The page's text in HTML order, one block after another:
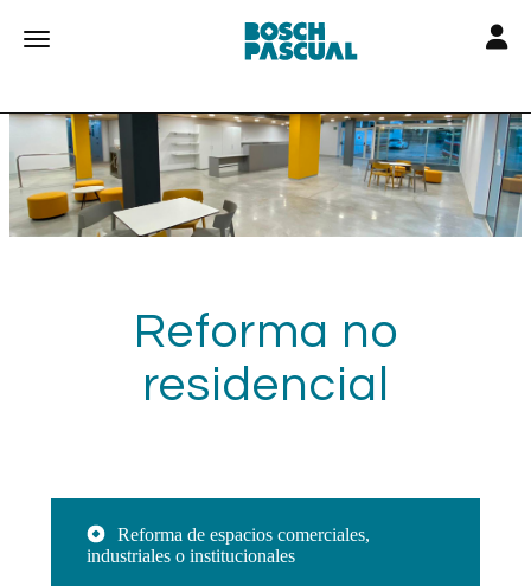
Toggle navigation
Reforma no
residencial
Reforma de espacios comerciales,
industriales o institucionales